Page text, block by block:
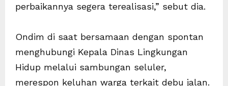
perbaikannya segera terealisasi,” sebut dia.
Ondim di saat bersamaan dengan spontan
menghubungi Kepala Dinas Lingkungan
Hidup melalui sambungan seluler,
merespon keluhan warga terkait debu jalan.